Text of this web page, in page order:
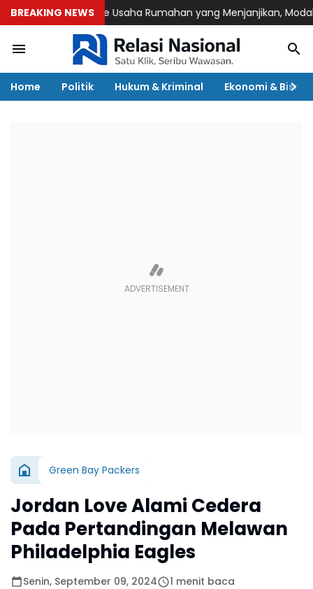
BREAKING NEWS
7 Ide Usaha Rumahan yang Menjanjikan, Modal
Home Politik Hukum & Kriminal Ekonomi & Bisnis
Green Bay Packers
Jordan Love Alami Cedera
Pada Pertandingan Melawan
Philadelphia Eagles
Senin, September 09, 2024 1 menit baca